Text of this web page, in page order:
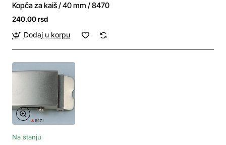
Kopča za kaiš / 40 mm / 8470
240.00 rsd
Dodaj u korpu
Na stanju